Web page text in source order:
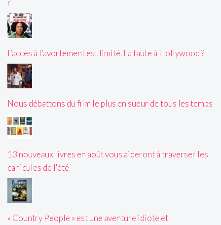
?
L’accès à l’avortement est limité. La faute à Hollywood ?
Nous débattons du film le plus en sueur de tous les temps
13 nouveaux livres en août vous aideront à traverser les
canicules de l'été
« Country People » est une aventure idiote et